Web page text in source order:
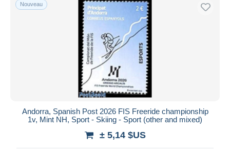
Nouveau
Andorra, Spanish Post 2026 FIS Freeride championship
1v, Mint NH, Sport - Skiing - Sport (other and mixed)
± 5,14 $US